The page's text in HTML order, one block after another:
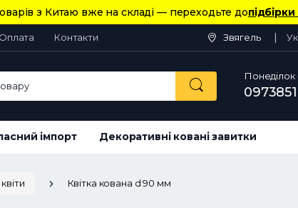
з Китаю вже на складі — переходьте до
Оплата Контакти Звягель
Понеділок
імпорт Декоративні ковані завитки
Квітка кована d 90 мм